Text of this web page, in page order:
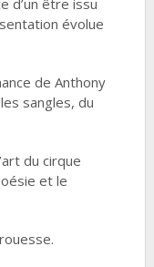
d’un être issu
évolue
de Anthony
sangles, du
du cirque
et le